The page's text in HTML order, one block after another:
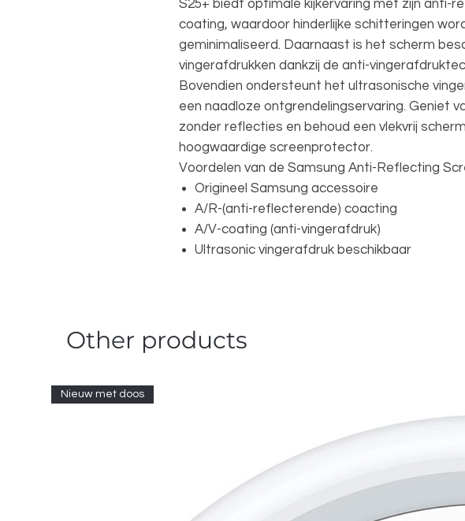
S25+ biedt optimale kijkervaring met zijn anti-
coating, waardoor hinderlijke schitteringen
geminimaliseerd. Daarnaast is het scherm
vingerafdrukken dankzij de anti-
Bovendien ondersteunt het ultrasonische
een naadloze ontgrendelingservaring. Geniet
zonder reflecties en behoud een vlekvrij
hoogwaardige screenprotector.
Voordelen van de Samsung Anti-Reflecting
Origineel Samsung accessoire
A/R-(anti-reflecterende) coacting
A/V-coating (anti-vingerafdruk)
Ultrasonic vingerafdruk beschikbaar
Other products
Nieuw met doos